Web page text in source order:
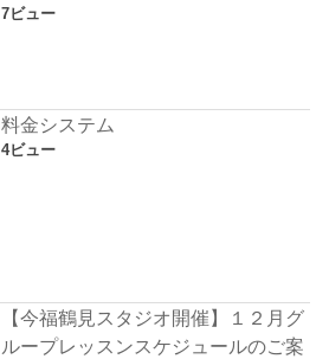
7ビュー
料金システム
4ビュー
【今福鶴見スタジオ開催】１２月グ
ループレッスンスケジュールのご案